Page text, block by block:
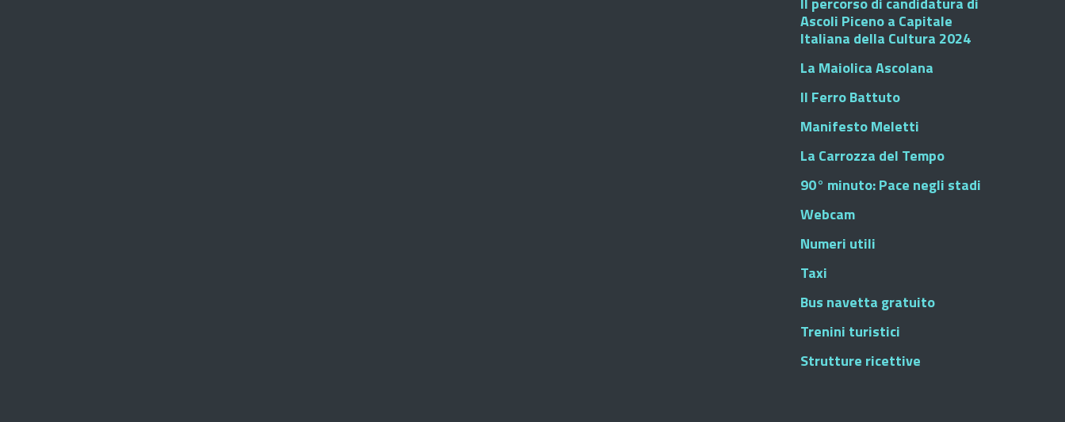
Ascoli Piceno a Capitale
Italiana della Cultura 2024
La Maiolica Ascolana
Il Ferro Battuto
Manifesto Meletti
La Carrozza del Tempo
90° minuto: Pace negli stadi
Webcam
Numeri utili
Taxi
Bus navetta gratuito
Trenini turistici
Strutture ricettive